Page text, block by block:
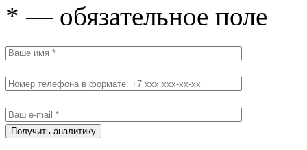
* — обязательное поле